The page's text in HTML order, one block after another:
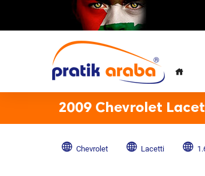
2009 Chevrolet
Chevrolet Lacetti